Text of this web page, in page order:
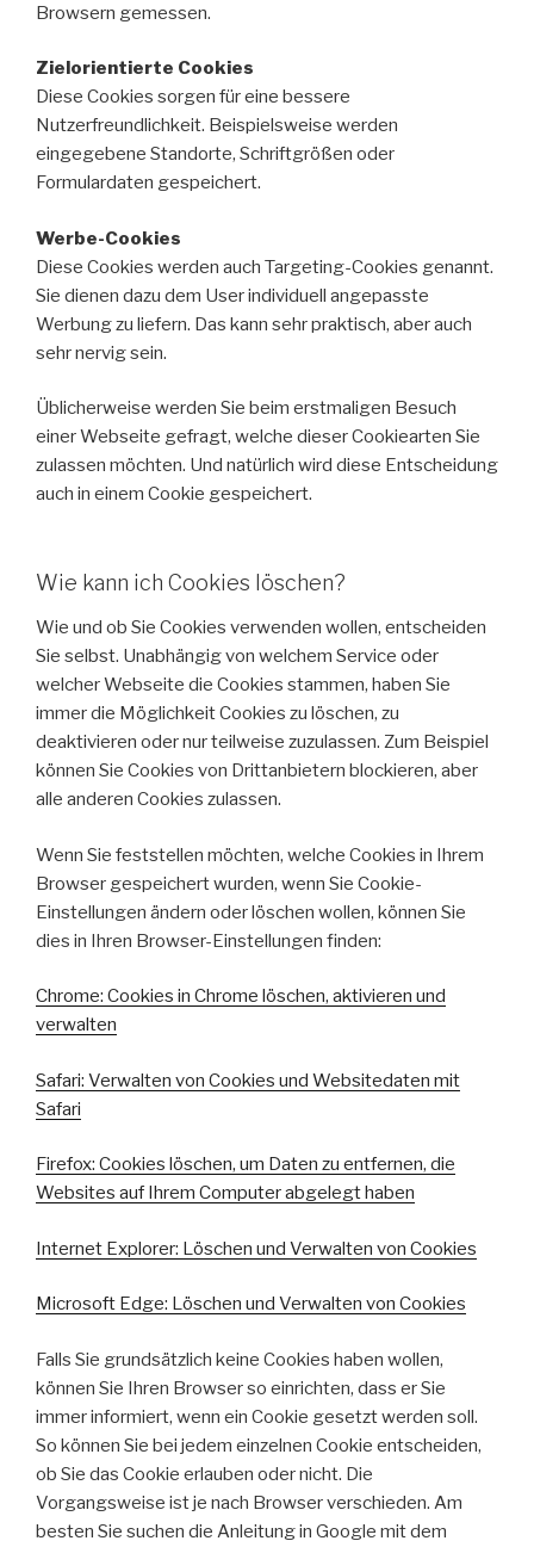
Browsern gemessen.
Zielorientierte Cookies
Diese Cookies sorgen für eine bessere
Nutzerfreundlichkeit. Beispielsweise werden
eingegebene Standorte, Schriftgrößen oder
Formulardaten gespeichert.
Werbe-Cookies
Diese Cookies werden auch Targeting-Cookies genannt.
Sie dienen dazu dem User individuell angepasste
Werbung zu liefern. Das kann sehr praktisch, aber auch
sehr nervig sein.
Üblicherweise werden Sie beim erstmaligen Besuch
einer Webseite gefragt, welche dieser Cookiearten Sie
zulassen möchten. Und natürlich wird diese Entscheidung
auch in einem Cookie gespeichert.
Wie kann ich Cookies löschen?
Wie und ob Sie Cookies verwenden wollen, entscheiden
Sie selbst. Unabhängig von welchem Service oder
welcher Webseite die Cookies stammen, haben Sie
immer die Möglichkeit Cookies zu löschen, zu
deaktivieren oder nur teilweise zuzulassen. Zum Beispiel
können Sie Cookies von Drittanbietern blockieren, aber
alle anderen Cookies zulassen.
Wenn Sie feststellen möchten, welche Cookies in Ihrem
Browser gespeichert wurden, wenn Sie Cookie-
Einstellungen ändern oder löschen wollen, können Sie
dies in Ihren Browser-Einstellungen finden:
Chrome: Cookies in Chrome löschen, aktivieren und
verwalten
Safari: Verwalten von Cookies und Websitedaten mit
Safari
Firefox: Cookies löschen, um Daten zu entfernen, die
Websites auf Ihrem Computer abgelegt haben
Internet Explorer: Löschen und Verwalten von Cookies
Microsoft Edge: Löschen und Verwalten von Cookies
Falls Sie grundsätzlich keine Cookies haben wollen,
können Sie Ihren Browser so einrichten, dass er Sie
immer informiert, wenn ein Cookie gesetzt werden soll.
So können Sie bei jedem einzelnen Cookie entscheiden,
ob Sie das Cookie erlauben oder nicht. Die
Vorgangsweise ist je nach Browser verschieden. Am
besten Sie suchen die Anleitung in Google mit dem